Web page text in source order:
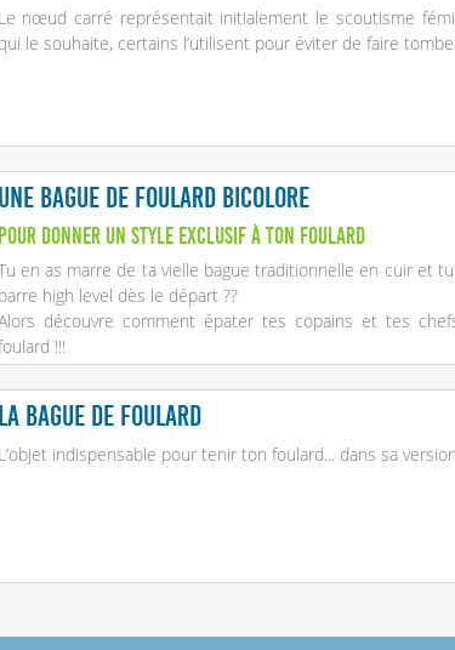
Le nœud carré représentait initialement le scoutisme
qui le souhaite, certains l’utilisent pour éviter de faire
Une bague de foulard bicolore
Pour donner un style exclusif à ton foulard
en as marre de ta vielle bague traditionnelle en cuir et
barre high level dès le départ ??
découvre comment épater tes copains et tes
!!!
La bague de foulard
L’objet indispensable pour tenir ton foulard... dans sa